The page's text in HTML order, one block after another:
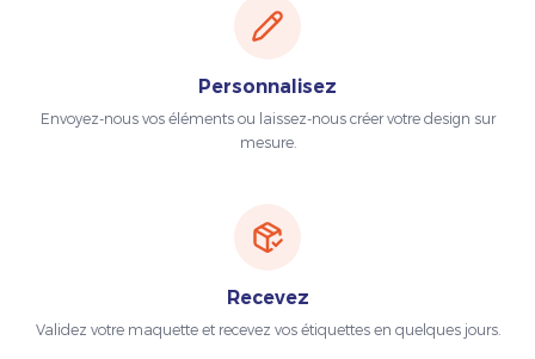
Personnalisez
Envoyez-nous vos éléments ou laissez-nous créer votre design sur
mesure.
Recevez
Validez votre maquette et recevez vos étiquettes en quelques jours.